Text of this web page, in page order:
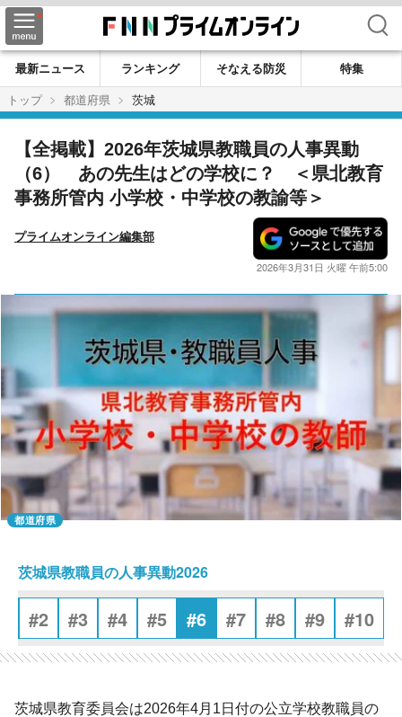
検索
最新ニュース ランキング そなえる防災
特集
トップ
都道府県 茨城
【全掲載】2026年茨城県教職員の人事異動
（6） あの先生はどの学校に？ ＜県北教育
事務所管内 小学校・中学校の教諭等＞
プライムオンライン編集部
2026年3月31日 火曜 午前5:00
都道府県
茨城県教職員の人事異動2026
#2 #3 #4 #5 #6 #7 #8 #9 #10
茨城県教育委員会は2026年4月1日付の公立学校教職員の